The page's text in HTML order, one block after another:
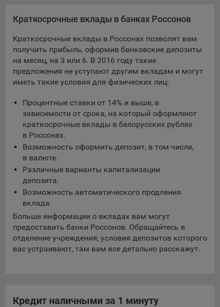
сервис показа контекстной рекламы. Адрес: Yandex
Google Ads - сервис показа контекстной рекламы,
предоставляемый компанией Google Ireland Ltd, Gordon
House Barrow Street Dublin 4, D04E5W5 Ireland.
Сохранить по умолчанию
Краткосрочные вклады в банках Россонов
Краткосрочные вклады в Россонах позволят вам
получить прибыль, оформив банковские депозиты
на месяц, на 3 или 6. В 2016 году такие
предложения не уступают другим вкладам и могут
иметь такие условия для физических лиц:
Процентные ставки от 14% и выше, в
зависимости от срока, на который оформляют
краткосрочные вклады в белорусских рублях
в Россонах.
Возможность оформить депозит, в том числе,
в валюте.
Различные варианты капитализации
депозита.
Возможность автоматического продления
вклада.
Больше информации о вкладах вам могут
предоставить банки Россонов. Обращайтесь в
отделение учреждения, условия депозитов которого
вас устраивают, там вам все детально расскажут.
Кредит наличными за 1 минуту